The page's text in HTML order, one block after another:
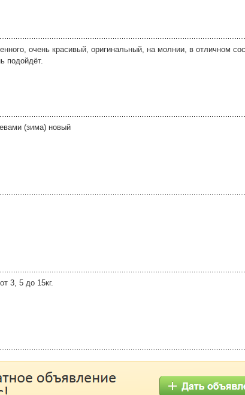
очень красивый, оригинальный, на молнии, в отличном
подойдёт.
(зима) новый
3, 5 до 15кг.